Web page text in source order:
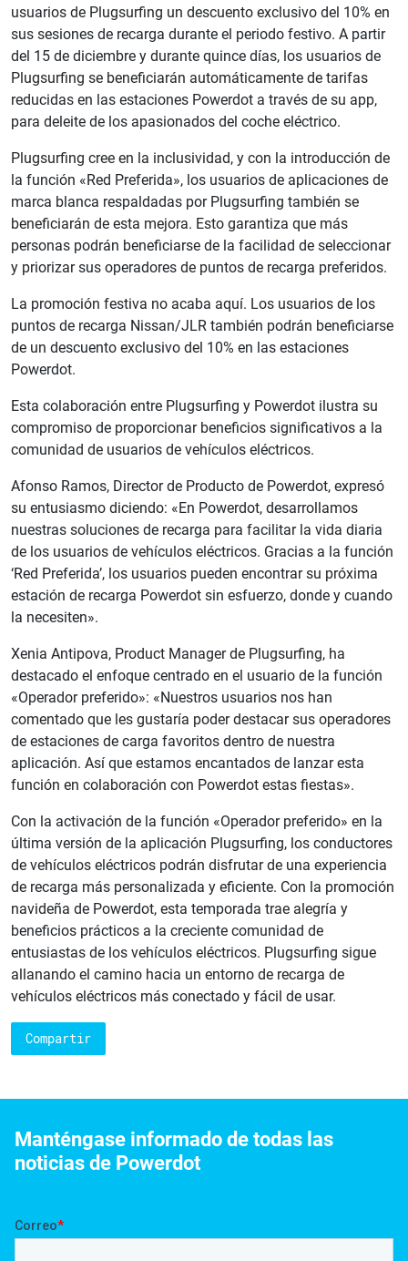
usuarios de Plugsurfing un descuento exclusivo del 10% en
sus sesiones de recarga durante el periodo festivo. A partir
del 15 de diciembre y durante quince días, los usuarios de
Plugsurfing se beneficiarán automáticamente de tarifas
reducidas en las estaciones Powerdot a través de su app,
para deleite de los apasionados del coche eléctrico.
Plugsurfing cree en la inclusividad, y con la introducción de
la función «Red Preferida», los usuarios de aplicaciones de
marca blanca respaldadas por Plugsurfing también se
beneficiarán de esta mejora. Esto garantiza que más
personas podrán beneficiarse de la facilidad de seleccionar
y priorizar sus operadores de puntos de recarga preferidos.
La promoción festiva no acaba aquí. Los usuarios de los
puntos de recarga Nissan/JLR también podrán beneficiarse
de un descuento exclusivo del 10% en las estaciones
Powerdot.
Esta colaboración entre Plugsurfing y Powerdot ilustra su
compromiso de proporcionar beneficios significativos a la
comunidad de usuarios de vehículos eléctricos.
Afonso Ramos, Director de Producto de Powerdot, expresó
su entusiasmo diciendo: «En Powerdot, desarrollamos
nuestras soluciones de recarga para facilitar la vida diaria
de los usuarios de vehículos eléctricos. Gracias a la función
‘Red Preferida’, los usuarios pueden encontrar su próxima
estación de recarga Powerdot sin esfuerzo, donde y cuando
la necesiten».
Xenia Antipova, Product Manager de Plugsurfing, ha
destacado el enfoque centrado en el usuario de la función
«Operador preferido»: «Nuestros usuarios nos han
comentado que les gustaría poder destacar sus operadores
de estaciones de carga favoritos dentro de nuestra
aplicación. Así que estamos encantados de lanzar esta
función en colaboración con Powerdot estas fiestas».
Con la activación de la función «Operador preferido» en la
última versión de la aplicación Plugsurfing, los conductores
de vehículos eléctricos podrán disfrutar de una experiencia
de recarga más personalizada y eficiente. Con la promoción
navideña de Powerdot, esta temporada trae alegría y
beneficios prácticos a la creciente comunidad de
entusiastas de los vehículos eléctricos. Plugsurfing sigue
allanando el camino hacia un entorno de recarga de
vehículos eléctricos más conectado y fácil de usar.
Compartir
Manténgase informado de todas las
noticias de Powerdot